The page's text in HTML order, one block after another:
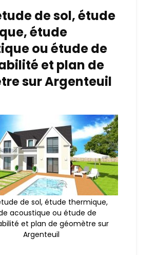
de sol, étude
étude
ou étude de
et plan de
sur Argenteuil
de sol, étude thermique,
acoustique ou étude de
et plan de géomètre sur
Argenteuil